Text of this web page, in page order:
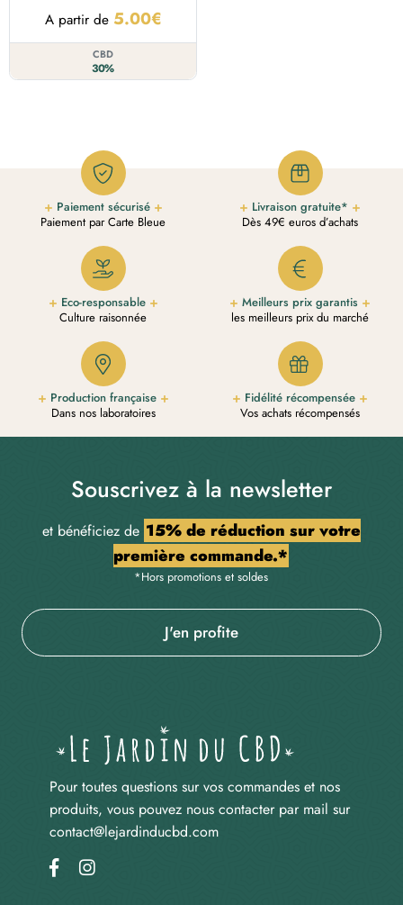
A partir de 5.00€
CBD
30%
Paiement sécurisé
Paiement par Carte Bleue
Livraison gratuite*
Dès 49€ euros d’achats
Eco-responsable
Culture raisonnée
Meilleurs prix garantis
les meilleurs prix du marché
Production française
Dans nos laboratoires
Fidélité récompensée
Vos achats récompensés
Souscrivez à la newsletter
et bénéficiez de 15% de réduction sur votre
première commande.*
*Hors promotions et soldes
J'en profite
Pour toutes questions sur vos commandes et nos
produits, vous pouvez nous contacter par mail sur
contact@lejardinducbd.com